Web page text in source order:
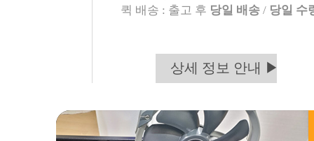
퀵 배송 : 출고 후 당일 배송 / 당일 수
상세 정보 안내 ▶